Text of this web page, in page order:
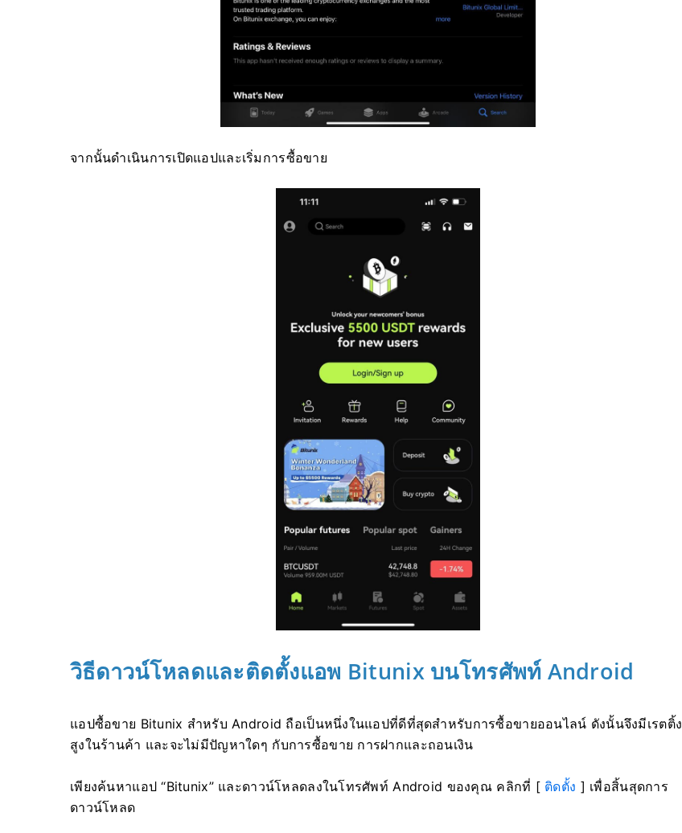
จากนั้นดำเนินการเปิดแอปและเริ่มการซื้อขาย
วิธีดาวน์โหลดและติดตั้งแอพ Bitunix บนโทรศัพท์ Android
แอปซื้อขาย Bitunix สำหรับ Android ถือเป็นหนึ่งในแอปที่ดีที่สุดสำหรับการซื้อขายออนไลน์ ดังนั้นจึงมีเรตติ้ง
สูงในร้านค้า และจะไม่มีปัญหาใดๆ กับการซื้อขาย การฝากและถอนเงิน
เพียงค้นหาแอป “Bitunix” และดาวน์โหลดลงในโทรศัพท์ Android ของคุณ คลิกที่ [ ติดตั้ง ] เพื่อสิ้นสุดการ
ดาวน์โหลด